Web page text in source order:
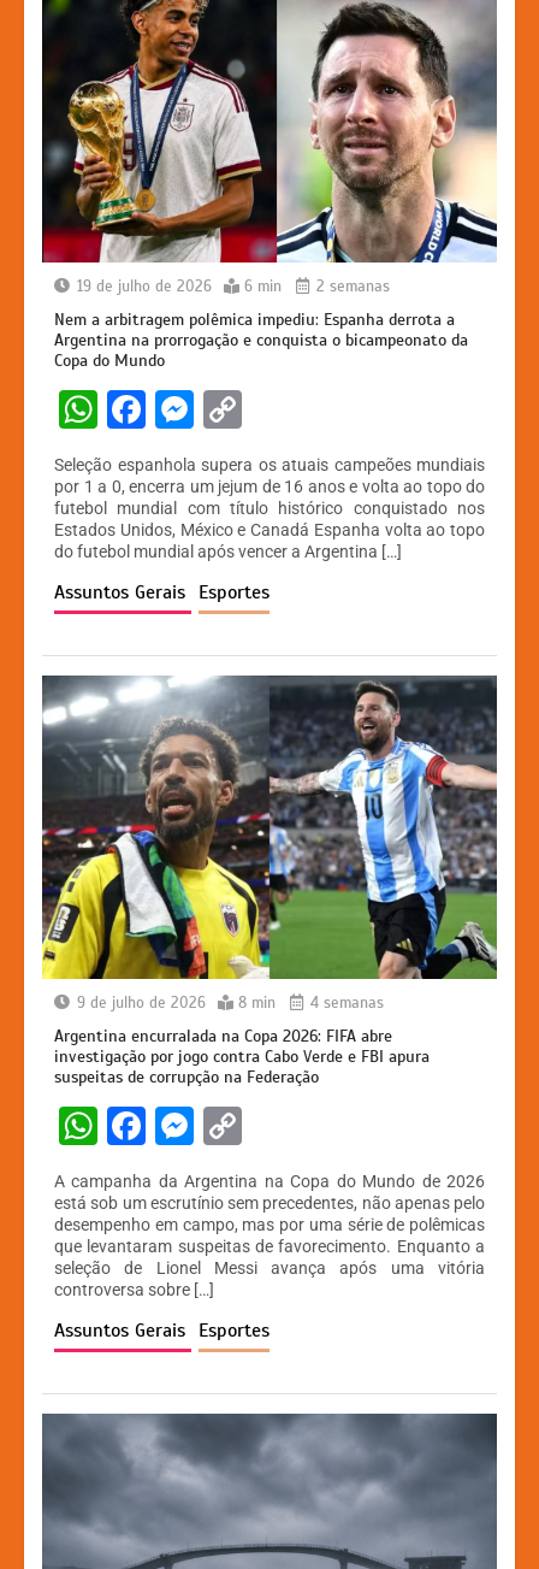
19 de julho de 2026 6 min 2 semanas
Nem a arbitragem polêmica impediu: Espanha derrota a
Argentina na prorrogação e conquista o bicampeonato da
Copa do Mundo
W
h
at
s
A
p
F
a
c
e
b
o
k
M
s
s
e
n
er
p
y
Li
n
Seleção espanhola supera os atuais campeões mundiais
por 1 a 0, encerra um jejum de 16 anos e volta ao topo do
futebol mundial com título histórico conquistado nos
Estados Unidos, México e Canadá Espanha volta ao topo
do futebol mundial após vencer a Argentina […]
Assuntos Gerais Esportes
9 de julho de 2026 8 min 4 semanas
Argentina encurralada na Copa 2026: FIFA abre
investigação por jogo contra Cabo Verde e FBI apura
suspeitas de corrupção na Federação
W
at
s
A
p
p
F
a
c
e
b
o
o
k
M
s
s
e
n
g
er
p
y
Li
n
k
A campanha da Argentina na Copa do Mundo de 2026
está sob um escrutínio sem precedentes, não apenas pelo
desempenho em campo, mas por uma série de polêmicas
que levantaram suspeitas de favorecimento. Enquanto a
seleção de Lionel Messi avança após uma vitória
controversa sobre […]
Assuntos Gerais Esportes